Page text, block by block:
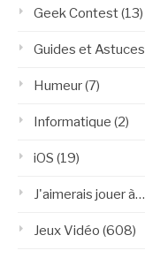
Geek Contest(13)
Guides et Astuces
Humeur(7)
Informatique (2)
iOS (19)
J'aimerais jouer à…
Jeux Vidéo (608)